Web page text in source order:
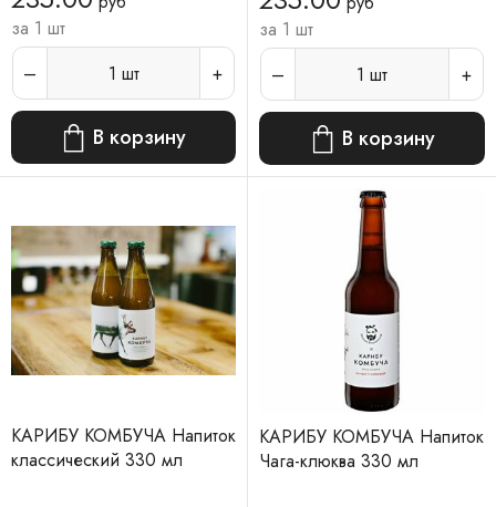
за 1 шт
1 шт
В корзину
за 1 шт
1 шт
В корзину
КАРИБУ КОМБУЧА Напиток
классический 330 мл
КАРИБУ КОМБУЧА Напиток
Чага-клюква 330 мл